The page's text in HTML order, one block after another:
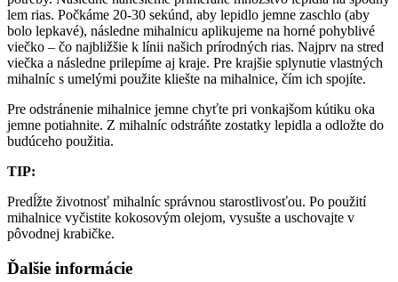
lem rias. Počkáme 20-30 sekúnd, aby lepidlo jemne zaschlo (aby
bolo lepkavé), následne mihalnicu aplikujeme na horné pohyblivé
viečko – čo najbližšie k línii našich prírodných rias. Najprv na stred
viečka a následne prilepíme aj kraje. Pre krajšie splynutie vlastných
mihalníc s umelými použite kliešte na mihalnice, čím ich spojíte.
Pre odstránenie mihalnice jemne chyťte pri vonkajšom kútiku oka
jemne potiahnite. Z mihalníc odstráňte zostatky lepidla a odložte do
budúceho použitia.
TIP:
Predĺžte životnosť mihalníc správnou starostlivosťou. Po použití
mihalnice vyčistite kokosovým olejom, vysušte a uschovajte v
pôvodnej krabičke.
Ďalšie informácie